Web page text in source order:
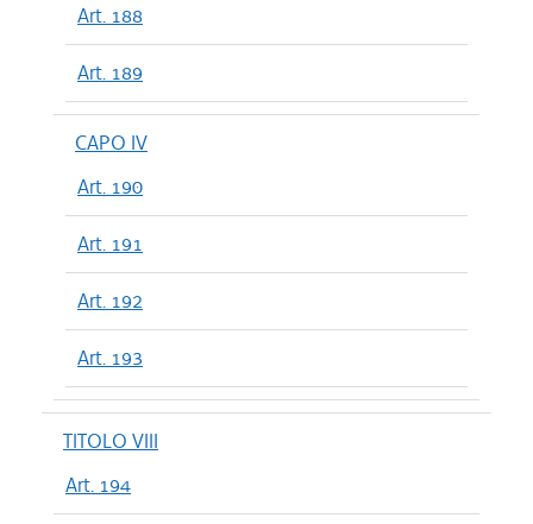
Art. 188
Art. 189
CAPO IV
Art. 190
Art. 191
Art. 192
Art. 193
TITOLO VIII
Art. 194